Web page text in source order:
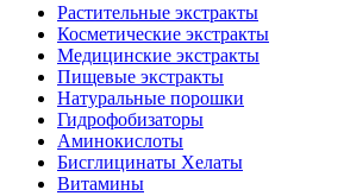
Растительные экстракты
Косметические экстракты
Медицинские экстракты
Пищевые экстракты
Натуральные порошки
Гидрофобизаторы
Аминокислоты
Бисглицинаты Хелаты
Витамины